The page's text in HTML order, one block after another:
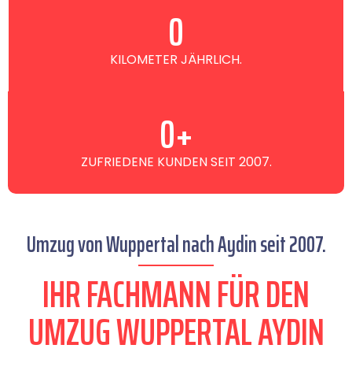
KILOMETER JÄHRLICH.
0
ZUFRIEDENE KUNDEN SEIT 2007.
0+
Umzug von Wuppertal nach Aydin seit 2007.
IHR FACHMANN FÜR DEN
UMZUG WUPPERTAL AYDIN